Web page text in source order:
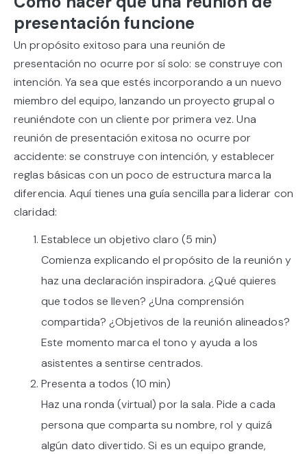
presentación funcione
Un propósito exitoso para una reunión de
presentación no ocurre por sí solo: se construye con
intención. Ya sea que estés incorporando a un nuevo
miembro del equipo, lanzando un proyecto grupal o
reuniéndote con un cliente por primera vez. Una
reunión de presentación exitosa no ocurre por
accidente: se construye con intención, y establecer
reglas básicas con un poco de estructura marca la
diferencia. Aquí tienes una guía sencilla para liderar con
claridad:
Establece un objetivo claro (5 min)
Comienza explicando el propósito de la reunión y
haz una declaración inspiradora. ¿Qué quieres
que todos se lleven? ¿Una comprensión
compartida? ¿Objetivos de la reunión alineados?
Este momento marca el tono y ayuda a los
asistentes a sentirse centrados.
Presenta a todos (10 min)
Haz una ronda (virtual) por la sala. Pide a cada
persona que comparta su nombre, rol y quizá
algún dato divertido. Si es un equipo grande,